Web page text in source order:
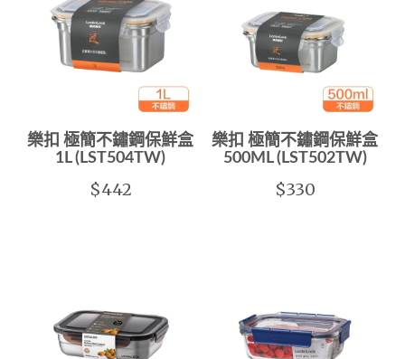
樂扣 極簡不鏽鋼保鮮盒
1L (LST504TW)
$442
樂扣 極簡不鏽鋼保鮮盒
500ML (LST502TW)
$330